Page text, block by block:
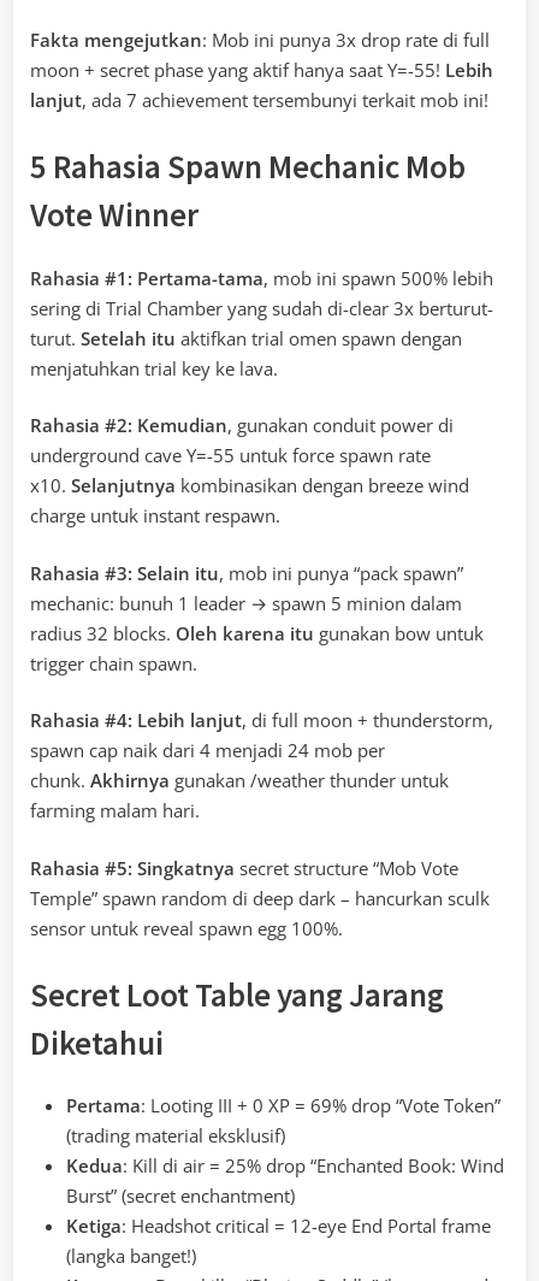
Fakta mengejutkan: Mob ini punya 3x drop rate di full
moon + secret phase yang aktif hanya saat Y=-55! Lebih
lanjut, ada 7 achievement tersembunyi terkait mob ini!
5 Rahasia Spawn Mechanic Mob
Vote Winner
Rahasia #1: Pertama-tama, mob ini spawn 500% lebih
sering di Trial Chamber yang sudah di-clear 3x berturut-
turut. Setelah itu aktifkan trial omen spawn dengan
menjatuhkan trial key ke lava.
Rahasia #2: Kemudian, gunakan conduit power di
underground cave Y=-55 untuk force spawn rate
x10. Selanjutnya kombinasikan dengan breeze wind
charge untuk instant respawn.
Rahasia #3: Selain itu, mob ini punya “pack spawn”
mechanic: bunuh 1 leader → spawn 5 minion dalam
radius 32 blocks. Oleh karena itu gunakan bow untuk
trigger chain spawn.
Rahasia #4: Lebih lanjut, di full moon + thunderstorm,
spawn cap naik dari 4 menjadi 24 mob per
chunk. Akhirnya gunakan /weather thunder untuk
farming malam hari.
Rahasia #5: Singkatnya secret structure “Mob Vote
Temple” spawn random di deep dark – hancurkan sculk
sensor untuk reveal spawn egg 100%.
Secret Loot Table yang Jarang
Diketahui
Pertama: Looting III + 0 XP = 69% drop “Vote Token”
(trading material eksklusif)
Kedua: Kill di air = 25% drop “Enchanted Book: Wind
Burst” (secret enchantment)
Ketiga: Headshot critical = 12-eye End Portal frame
(langka banget!)